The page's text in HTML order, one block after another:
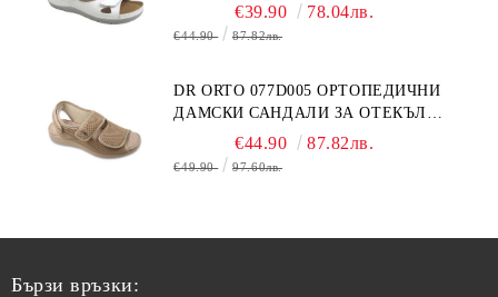
€39.90 78.04лв.
€44.90 87.82лв.
DR ORTO 077D005 ОРТОПЕДИЧНИ
ДАМСКИ САНДАЛИ ЗА ОТЕКЪЛ
КРАК, БЕЖОВИ
€44.90 87.82лв.
€49.90 97.60лв.
Бързи връзки: